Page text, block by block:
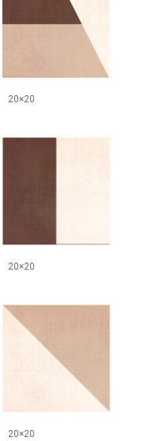
20×20
20×20
20×20